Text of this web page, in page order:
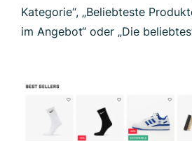
Kategorie“, „Beliebteste
im Angebot“ oder „Die